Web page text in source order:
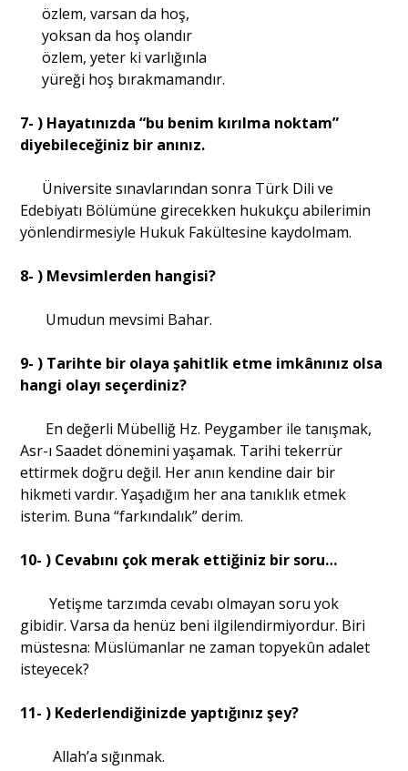
özlem, varsan da hoş,
yoksan da hoş olandır
özlem, yeter ki varlığınla
yüreği hoş bırakmamandır.
7- ) Hayatınızda “bu benim kırılma noktam”
diyebileceğiniz bir anınız.
Üniversite sınavlarından sonra Türk Dili ve
Edebiyatı Bölümüne girecekken hukukçu abilerimin
yönlendirmesiyle Hukuk Fakültesine kaydolmam.
8- ) Mevsimlerden hangisi?
Umudun mevsimi Bahar.
9- ) Tarihte bir olaya şahitlik etme imkânınız olsa
hangi olayı seçerdiniz?
En değerli Mübelliğ Hz. Peygamber ile tanışmak,
Asr-ı Saadet dönemini yaşamak. Tarihi tekerrür
ettirmek doğru değil. Her anın kendine dair bir
hikmeti vardır. Yaşadığım her ana tanıklık etmek
isterim. Buna “farkındalık” derim.
10- ) Cevabını çok merak ettiğiniz bir soru…
Yetişme tarzımda cevabı olmayan soru yok
gibidir. Varsa da henüz beni ilgilendirmiyordur. Biri
müstesna: Müslümanlar ne zaman topyekûn adalet
isteyecek?
11- ) Kederlendiğinizde yaptığınız şey?
Allah’a sığınmak.